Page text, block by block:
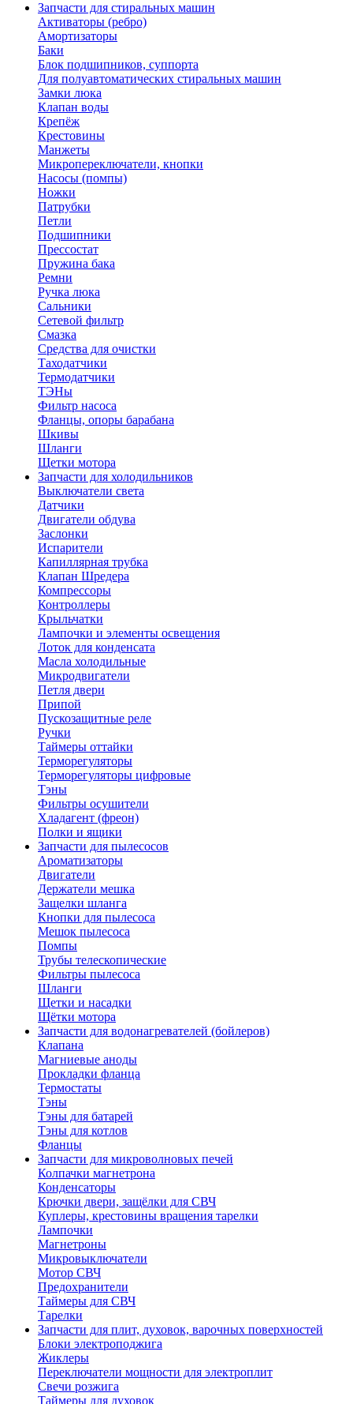
Запчасти для стиральных машин
Активаторы (ребро)
Амортизаторы
Баки
Блок подшипников, суппорта
Для полуавтоматических стиральных машин
Замки люка
Клапан воды
Крепёж
Крестовины
Манжеты
Микропереключатели, кнопки
Насосы (помпы)
Ножки
Патрубки
Петли
Подшипники
Прессостат
Пружина бака
Ремни
Ручка люка
Сальники
Сетевой фильтр
Смазка
Средства для очистки
Таходатчики
Термодатчики
ТЭНы
Фильтр насоса
Фланцы, опоры барабана
Шкивы
Шланги
Щетки мотора
Запчасти для холодильников
Выключатели света
Датчики
Двигатели обдува
Заслонки
Испарители
Капиллярная трубка
Клапан Шредера
Компрессоры
Контроллеры
Крыльчатки
Лампочки и элементы освещения
Лоток для конденсата
Масла холодильные
Микродвигатели
Петля двери
Припой
Пускозащитные реле
Ручки
Таймеры оттайки
Терморегуляторы
Терморегуляторы цифровые
Тэны
Фильтры осушители
Хладагент (фреон)
Полки и ящики
Запчасти для пылесосов
Ароматизаторы
Двигатели
Держатели мешка
Защелки шланга
Кнопки для пылесоса
Мешок пылесоса
Помпы
Трубы телескопические
Фильтры пылесоса
Шланги
Щетки и насадки
Щётки мотора
Запчасти для водонагревателей (бойлеров)
Клапана
Магниевые аноды
Прокладки фланца
Термостаты
Тэны
Тэны для батарей
Тэны для котлов
Фланцы
Запчасти для микроволновых печей
Колпачки магнетрона
Конденсаторы
Крючки двери, защёлки для СВЧ
Куплеры, крестовины вращения тарелки
Лампочки
Магнетроны
Микровыключатели
Мотор СВЧ
Предохранители
Таймеры для СВЧ
Тарелки
Запчасти для плит, духовок, варочных поверхностей
Блоки электроподжига
Жиклеры
Переключатели мощности для электроплит
Свечи розжига
Таймеры для духовок